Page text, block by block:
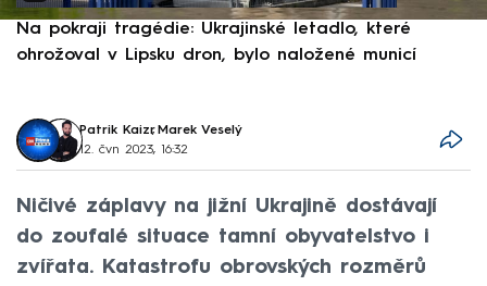
Na pokraji tragédie: Ukrajinské letadlo, které
ohrožoval v Lipsku dron, bylo naložené municí
Patrik Kaizr, Marek Veselý
12. čvn 2023, 16:32
Ničivé záplavy na jižní Ukrajině dostávají
do zoufalé situace tamní obyvatelstvo i
zvířata. Katastrofu obrovských rozměrů